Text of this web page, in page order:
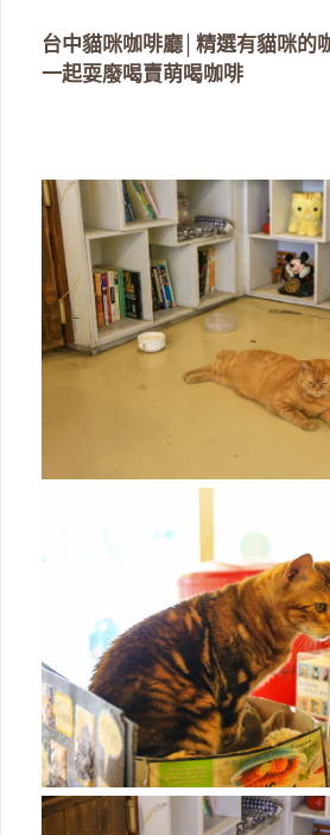
台中貓咪咖啡廳│精選有貓咪的
一起耍廢喝賣萌喝咖啡